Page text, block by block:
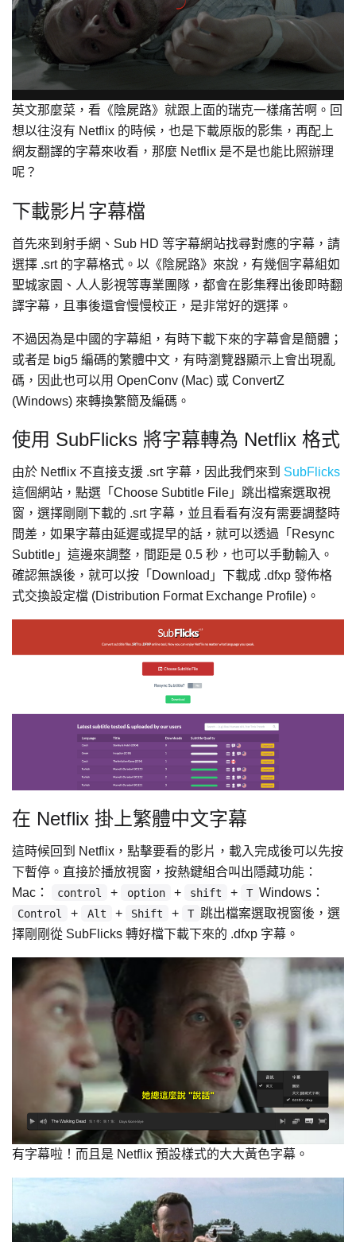
英文那麼菜，看《陰屍路》就跟上面的瑞克一樣痛苦啊。回
想以往沒有 Netflix 的時候，也是下載原版的影集，再配上
網友翻譯的字幕來收看，那麼 Netflix 是不是也能比照辦理
呢？
下載影片字幕檔
首先來到射手網、Sub HD 等字幕網站找尋對應的字幕，請
選擇 .srt 的字幕格式。以《陰屍路》來說，有幾個字幕組如
聖城家園、人人影視等專業團隊，都會在影集釋出後即時翻
譯字幕，且事後還會慢慢校正，是非常好的選擇。
不過因為是中國的字幕組，有時下載下來的字幕會是簡體；
或者是 big5 編碼的繁體中文，有時瀏覽器顯示上會出現亂
碼，因此也可以用 OpenConv (Mac) 或 ConvertZ
(Windows) 來轉換繁簡及編碼。
使用 SubFlicks 將字幕轉為 Netflix 格式
由於 Netflix 不直接支援 .srt 字幕，因此我們來到 SubFlicks
這個網站，點選「Choose Subtitle File」跳出檔案選取視
窗，選擇剛剛下載的 .srt 字幕，並且看看有沒有需要調整時
間差，如果字幕由延遲或提早的話，就可以透過「Resync
Subtitle」這邊來調整，間距是 0.5 秒，也可以手動輸入。
確認無誤後，就可以按「Download」下載成 .dfxp 發佈格
式交換設定檔 (Distribution Format Exchange Profile)。
在 Netflix 掛上繁體中文字幕
這時候回到 Netflix，點擊要看的影片，載入完成後可以先按
下暫停。直接於播放視窗，按熱鍵組合叫出隱藏功能：
Mac：
control + option + shift + T Windows：
Control + Alt + Shift + T 跳出檔案選取視窗後，選
擇剛剛從 SubFlicks 轉好檔下載下來的 .dfxp 字幕。
有字幕啦！而且是 Netflix 預設樣式的大大黃色字幕。